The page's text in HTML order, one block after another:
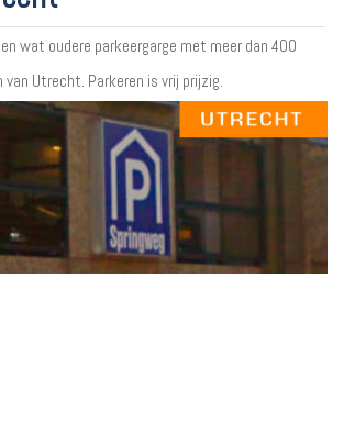
wat oudere parkeergarge met meer dan 400
Utrecht. Parkeren is vrij prijzig.